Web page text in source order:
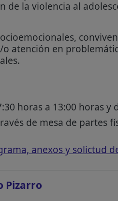
de la violencia al
atención en
horas a 13:00 horas y
de mesa de partes
anexos y solictud
Pizarro